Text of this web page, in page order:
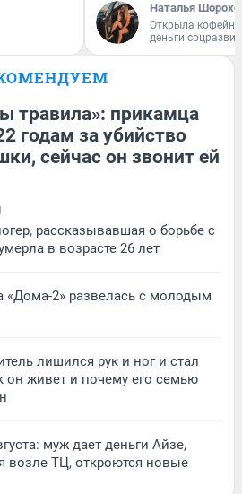
Наталья
Открыла
деньги
травила»: прикамца
годам за убийство
сейчас он звонит ей
рассказывавшая о борьбе с
в возрасте 26 лет
«Дома-2» развелась с молодым
лишился рук и ног и стал
он живет и почему его семью
муж дает деньги Айзе,
возле ТЦ, откроются новые